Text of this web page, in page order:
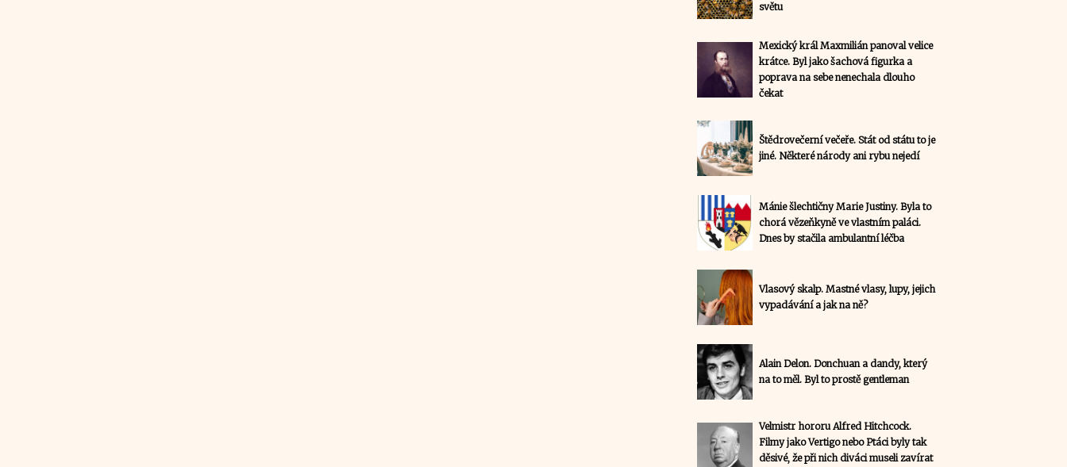
světu
Mexický král Maxmilián panoval velice
krátce. Byl jako šachová figurka a
poprava na sebe nenechala dlouho
čekat
Štědrovečerní večeře. Stát od státu to je
jiné. Některé národy ani rybu nejedí
Mánie šlechtičny Marie Justiny. Byla to
chorá vězeňkyně ve vlastním paláci.
Dnes by stačila ambulantní léčba
Vlasový skalp. Mastné vlasy, lupy, jejich
vypadávání a jak na ně?
Alain Delon. Donchuan a dandy, který
na to měl. Byl to prostě gentleman
Velmistr hororu Alfred Hitchcock.
Filmy jako Vertigo nebo Ptáci byly tak
děsivé, že při nich diváci museli zavírat